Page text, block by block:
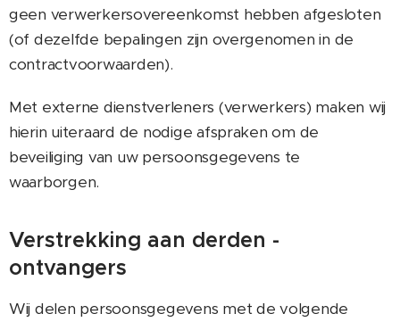
geen verwerkersovereenkomst hebben afgesloten
(of dezelfde bepalingen zijn overgenomen in de
contractvoorwaarden).
Met externe dienstverleners (verwerkers) maken wij
hierin uiteraard de nodige afspraken om de
beveiliging van uw persoonsgegevens te
waarborgen.
Verstrekking aan derden -
ontvangers
Wij delen persoonsgegevens met de volgende